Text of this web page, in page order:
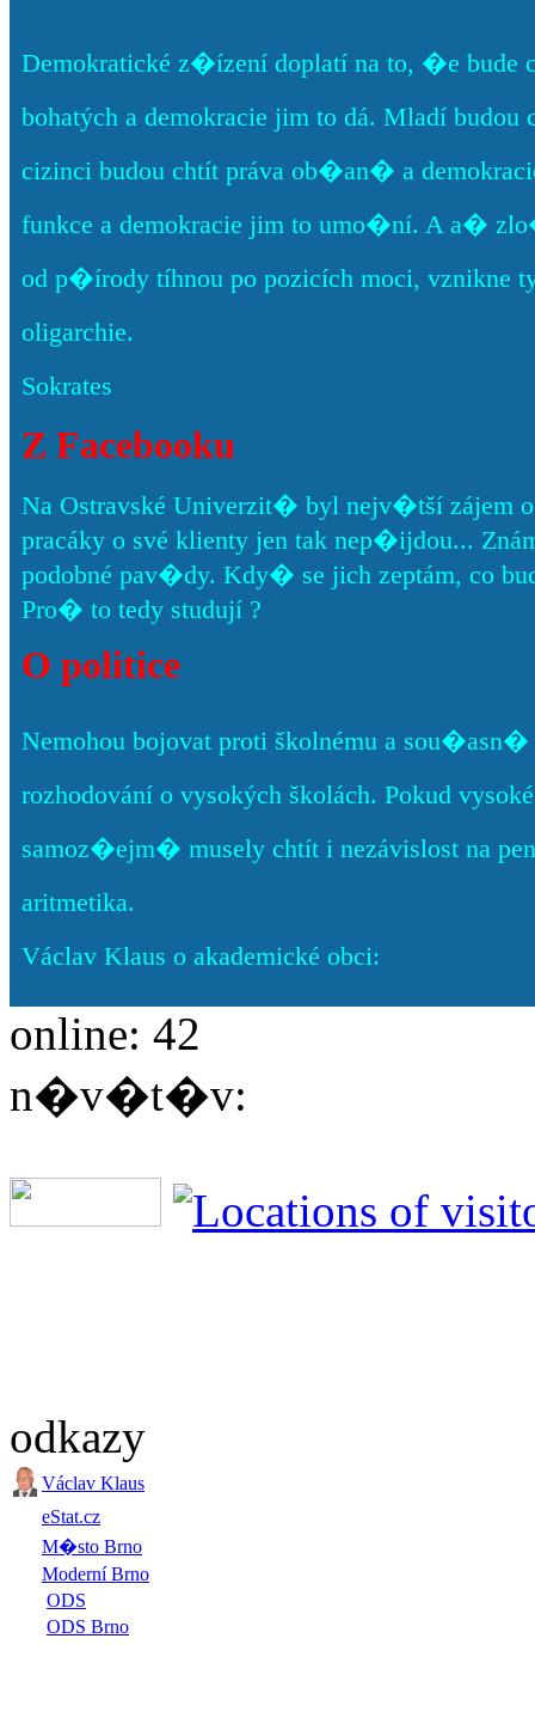
Demokratické z�ízení doplatí na to, �e
bohatých a demokracie jim to dá. Mladí
cizinci budou chtít práva ob�an� a
funkce a demokracie jim to umo�ní. A a�
od p�írody tíhnou po pozicích moci, vznikne
oligarchie.
Sokrates
Z Facebooku
Na Ostravské Univerzit� byl nejv�tší zájem
pracáky o své klienty jen tak nep�ijdou...
podobné pav�dy. Kdy� se jich zeptám, co
Pro� to tedy studují ?
O politice
Nemohou bojovat proti školnému a
rozhodování o vysokých školách. Pokud
samoz�ejm� musely chtít i nezávislost na
aritmetika.
Václav Klaus o akademické obci:
online: 42
n�v�t�v:
odkazy
Václav Klaus
eStat.cz
M�sto Brno
Moderní Brno
ODS
ODS Brno